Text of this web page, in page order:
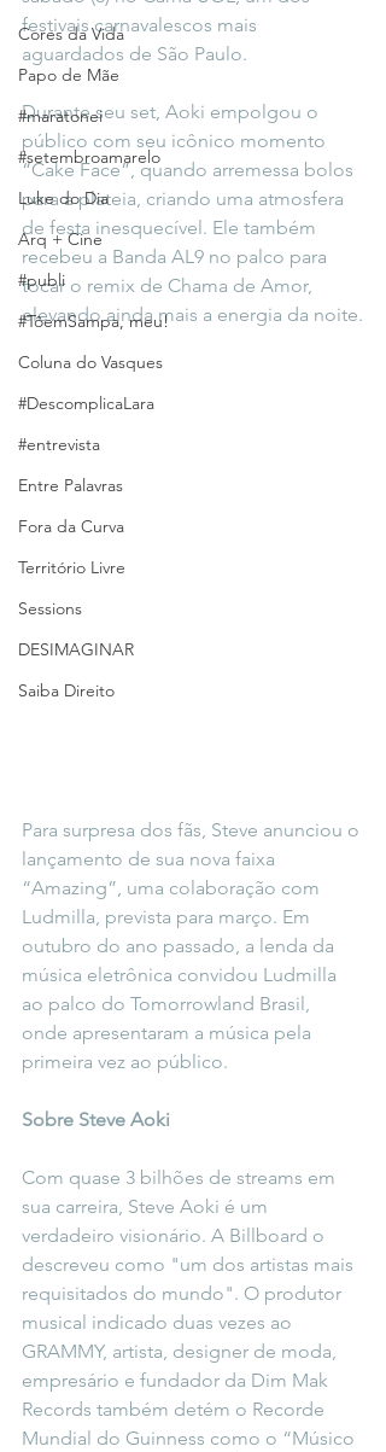
Cores da Vida
Papo de Mãe
#maratonei
#setembroamarelo
Luke do Dia
Arq + Cine
#publi
#TôemSampa, meu!
Coluna do Vasques
#DescomplicaLara
#entrevista
Entre Palavras
Fora da Curva
Território Livre
Sessions
DESIMAGINAR
Saiba Direito
festivais carnavalescos mais
aguardados de São Paulo.
Durante seu set, Aoki empolgou o
público com seu icônico momento
“Cake Face”, quando arremessa bolos
para a plateia, criando uma atmosfera
de festa inesquecível. Ele também
recebeu a Banda AL9 no palco para
tocar o remix de Chama de Amor,
elevando ainda mais a energia da noite.
Para surpresa dos fãs, Steve anunciou o
lançamento de sua nova faixa
“Amazing”, uma colaboração com
Ludmilla, prevista para março. Em
outubro do ano passado, a lenda da
música eletrônica convidou Ludmilla
ao palco do Tomorrowland Brasil,
onde apresentaram a música pela
primeira vez ao público.
Sobre Steve Aoki
Com quase 3 bilhões de streams em
sua carreira, Steve Aoki é um
verdadeiro visionário. A Billboard o
descreveu como "um dos artistas mais
requisitados do mundo". O produtor
musical indicado duas vezes ao
GRAMMY, artista, designer de moda,
empresário e fundador da Dim Mak
Records também detém o Recorde
Mundial do Guinness como o “Músico